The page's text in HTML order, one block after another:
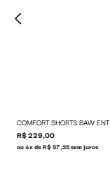
COMFORT SHORTS BAW ENT
R$ 229,00
ou 4x de R$ 57,25 sem juros